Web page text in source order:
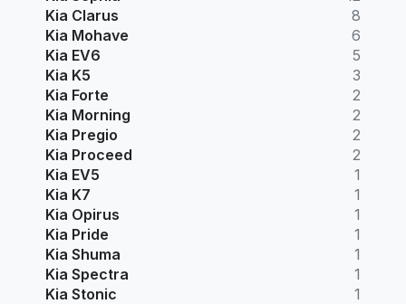
Kia Clarus
8
Kia Mohave
6
Kia EV6
5
Kia K5
3
Kia Forte
2
Kia Morning
2
Kia Pregio
2
Kia Proceed
2
Kia EV5
1
Kia K7
1
Kia Opirus
1
Kia Pride
1
Kia Shuma
1
Kia Spectra
1
Kia Stonic
1